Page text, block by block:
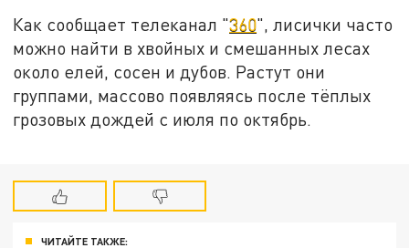
Как сообщает телеканал "360", лисички часто
можно найти в хвойных и смешанных лесах
около елей, сосен и дубов. Растут они
группами, массово появляясь после тёплых
грозовых дождей с июля по октябрь.
ЧИТАЙТЕ ТАКЖЕ: